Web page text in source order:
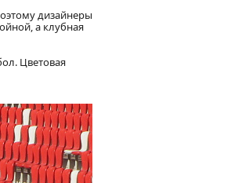
дизайнеры
а клубная
Цветовая